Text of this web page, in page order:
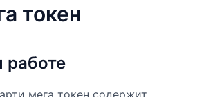
токен
работе